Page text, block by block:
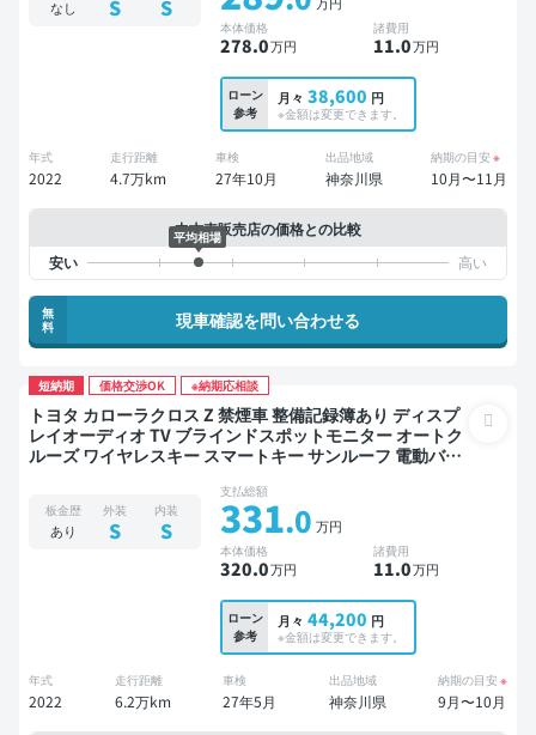
なし S S
本体価格
278.0万円
諸費用
11.0万円
ローン
参考
月々 38,600 円
※金額は変更できます。
年式
2022
走行距離
4.7万km
車検
27年10月
出品地域
神奈川県
納期の目安 ※
10月〜11月
中古車販売店の価格との比較
平均相場
無
料
現車確認を問い合わせる
短納期 価格交渉OK ※納期応相談
トヨタ カローラクロス Z 禁煙車 整備記録簿あり ディスプ
レイオーディオ TV ブラインドスポットモニター オートク
ルーズ ワイヤレスキー スマートキー サンルーフ 電動バッ
板金歴
あり
外装
S
内装
S
支払総額
331.0 万円
本体価格
320.0万円
諸費用
11.0万円
ローン
参考
月々 44,200 円
※金額は変更できます。
年式
2022
走行距離
6.2万km
車検
27年5月
出品地域
神奈川県
納期の目安 ※
9月〜10月